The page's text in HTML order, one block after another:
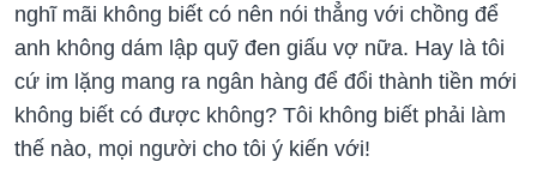
nghĩ mãi không biết có nên nói thẳng với chồng để
anh không dám lập quỹ đen giấu vợ nữa. Hay là tôi
cứ im lặng mang ra ngân hàng để đổi thành tiền mới
không biết có được không? Tôi không biết phải làm
thế nào, mọi người cho tôi ý kiến với!